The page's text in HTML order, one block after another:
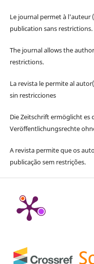
Le journal permet à l'auteur
publication sans restrictions.
The journal allows the
restrictions.
La revista le permite al
sin restricciones
Die Zeitschrift ermöglicht es
Veröffentlichungsrechte
A revista permite que os
publicação sem restrições.